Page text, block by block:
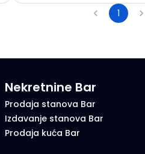
1
Nekretnine Bar
Prodaja stanova Bar
Izdavanje stanova Bar
Prodaja kuća Bar